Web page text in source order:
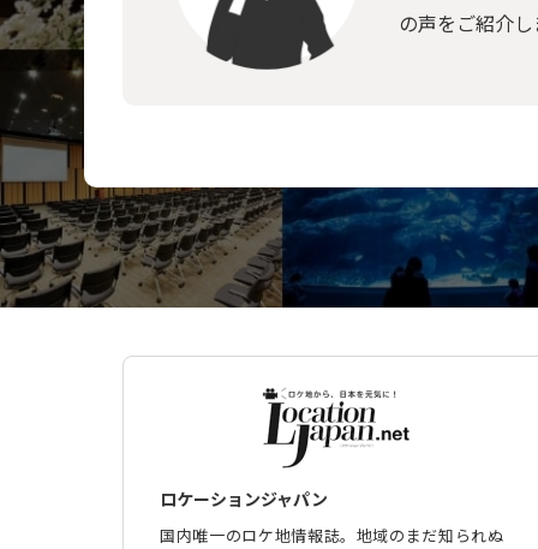
の声をご紹介
ロケーションジャパン
国内唯一のロケ地情報誌。地域のまだ知られぬ